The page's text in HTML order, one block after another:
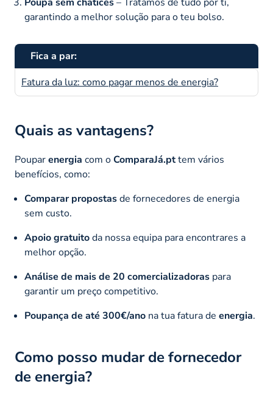
garantindo a melhor solução para o teu bolso.
Fica a par:
Fatura da luz: como pagar menos de energia?
Quais as vantagens?
Pouparenergia com oComparaJá.pttem vários
benefícios, como:
Comparar propostasde fornecedores de energia
sem custo.
Apoio gratuitoda nossa equipa para encontrares a
melhor opção.
Análise de mais de 20 comercializadoras para
garantir um preço competitivo.
Poupança de até 300€/ano na tua fatura de energia.
Como posso mudar de fornecedor
de energia?